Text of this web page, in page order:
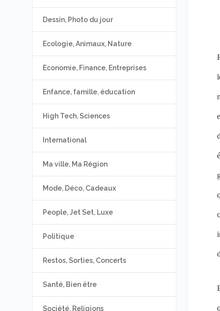
Dessin, Photo du jour
Ecologie, Animaux, Nature
Economie, Finance, Entreprises
Enfance, famille, éducation
High Tech, Sciences
International
Ma ville, Ma Région
Mode, Déco, Cadeaux
People, Jet Set, Luxe
Politique
Restos, Sorties, Concerts
Santé, Bien être
Société, Religions